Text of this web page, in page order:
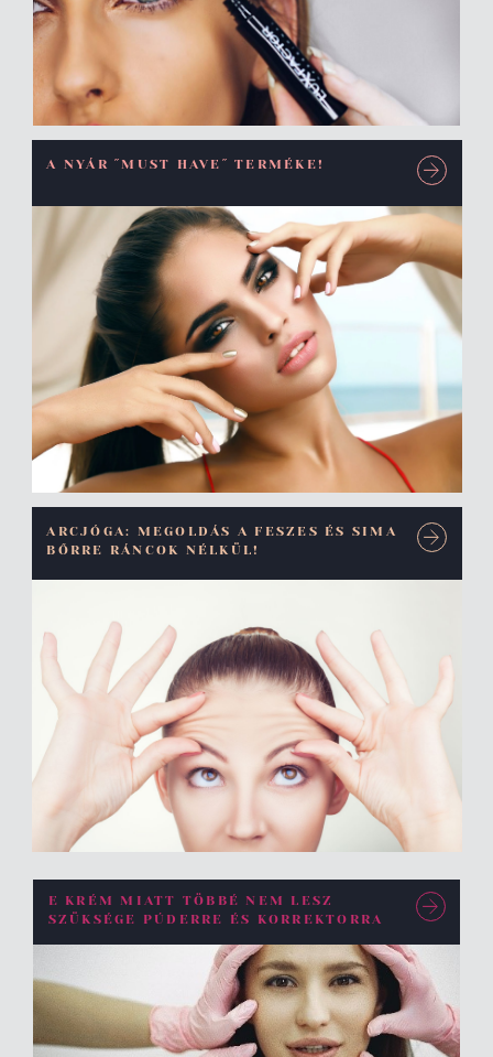
A NYÁR ˝MUST HAVE˝ TERMÉKE!
ARCJÓGA: MEGOLDÁS A FESZES ÉS SIMA
BŐRRE RÁNCOK NÉLKÜL!
E KRÉM MIATT TÖBBÉ NEM LESZ
SZÜKSÉGE PÚDERRE ÉS KORREKTORRA